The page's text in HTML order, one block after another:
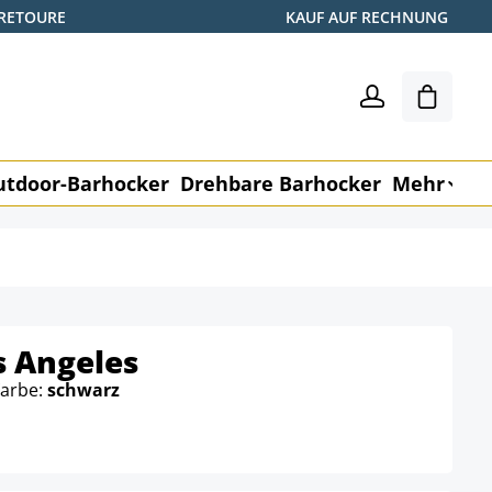
KAUF AUF RECHNUNG
Barhocker Drehbare Barhocker Mehr
Angeles
schwarz